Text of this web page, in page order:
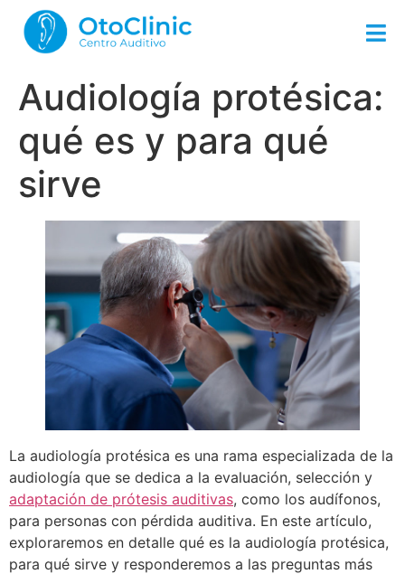
Audiología protésica:
qué es y para qué
sirve
La audiología protésica es una rama especializada de la
audiología que se dedica a la evaluación, selección y
adaptación de prótesis auditivas, como los audífonos,
para personas con pérdida auditiva. En este artículo,
exploraremos en detalle qué es la audiología protésica,
para qué sirve y responderemos a las preguntas más